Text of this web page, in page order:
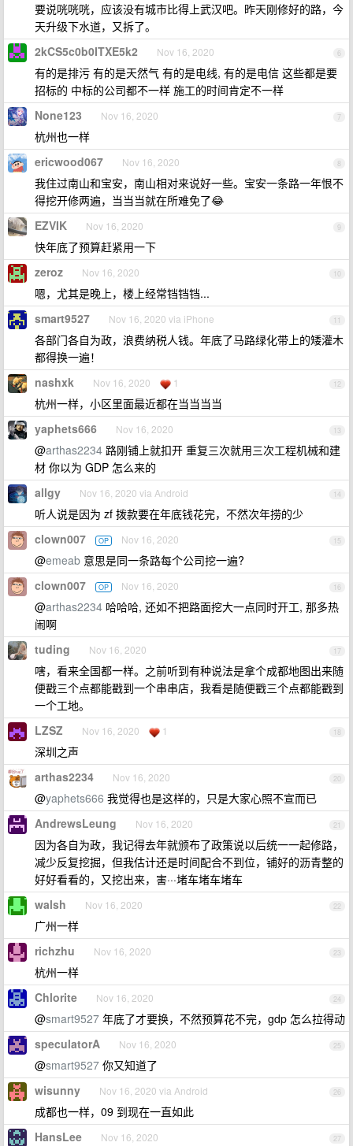
要说咣咣咣，应该没有城市比得上武汉吧。昨天刚修好的路，今
天升级下水道，又拆了。
6
2kCS5c0b0ITXE5k2 Nov 16, 2020
有的是排污 有的是天然气 有的是电线, 有的是电信 这些都是要
招标的 中标的公司都不一样 施工的时间肯定不一样
7
None123 Nov 16, 2020
杭州也一样
8
ericwood067 Nov 16, 2020
我住过南山和宝安，南山相对来说好一些。宝安一条路一年恨不
得挖开修两遍，当当当就在所难免了😂
9
EZVIK Nov 16, 2020
快年底了预算赶紧用一下
10
zeroz Nov 16, 2020
嗯，尤其是晚上，楼上经常铛铛铛...
11
smart9527 Nov 16, 2020 via iPhone
各部门各自为政，浪费纳税人钱。年底了马路绿化带上的矮灌木
都得换一遍！
12
nashxk Nov 16, 2020 1
杭州一样，小区里面最近都在当当当当
13
yaphets666 Nov 16, 2020
@arthas2234 路刚铺上就扣开 重复三次就用三次工程机械和建
材 你以为 GDP 怎么来的
14
allgy Nov 16, 2020 via Android
听人说是因为 zf 拨款要在年底钱花完，不然次年捞的少
15
clown007 OP Nov 16, 2020
@emeab 意思是同一条路每个公司挖一遍?
16
clown007 OP Nov 16, 2020
@arthas2234 哈哈哈, 还如不把路面挖大一点同时开工, 那多热
闹啊
17
tuding Nov 16, 2020
嗐，看来全国都一样。之前听到有种说法是拿个成都地图出来随
便戳三个点都能戳到一个串串店，我看是随便戳三个点都能戳到
一个工地。
18
LZSZ Nov 16, 2020 1
深圳之声
20
arthas2234 Nov 16, 2020
@yaphets666 我觉得也是这样的，只是大家心照不宣而已
21
AndrewsLeung Nov 16, 2020
因为各自为政，我记得去年就颁布了政策说以后统一一起修路，
减少反复挖掘，但我估计还是时间配合不到位，铺好的沥青整的
好好看看的，又挖出来，害···堵车堵车堵车
22
walsh Nov 16, 2020
广州一样
23
richzhu Nov 16, 2020
杭州一样
24
Chlorite Nov 16, 2020
@smart9527 年底了才要换，不然预算花不完，gdp 怎么拉得动
25
speculatorA Nov 16, 2020
@smart9527 你又知道了
26
wisunny Nov 16, 2020 via Android
成都也一样，09 到现在一直如此
27
HansLee Nov 16, 2020